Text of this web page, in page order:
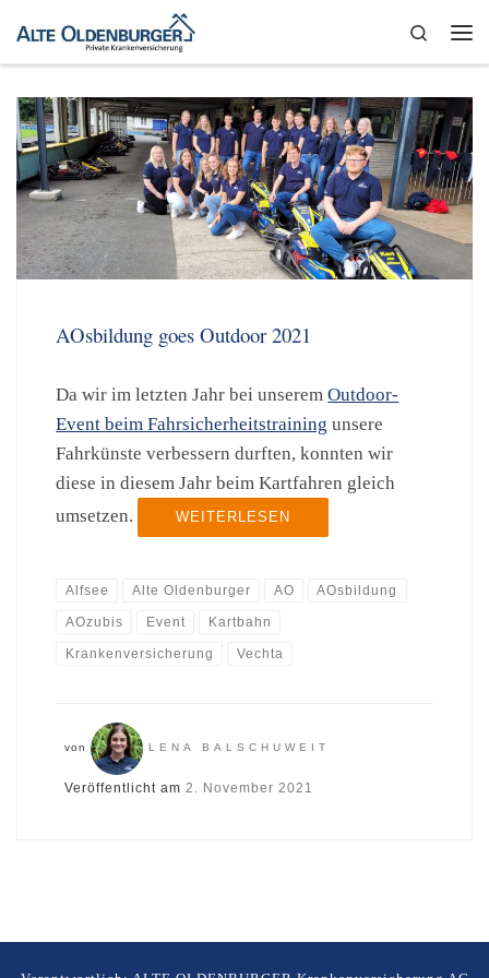
Zum Inhalt springen
Search
AOsbildung goes Outdoor 2021
Da wir im letzten Jahr bei unseremOutdoor-
Event beim Fahrsicherheitstraining unsere
Fahrkünste verbessern durften, konnten wir
diese in diesem Jahr beim Kartfahren gleich
umsetzen.
WEITERLESEN
Alfsee Alte Oldenburger AO AOsbildung
AOzubis Event Kartbahn
Krankenversicherung Vechta
von LENA BALSCHUWEIT
Veröffentlicht am2. November 2021